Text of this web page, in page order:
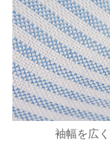
袖幅を広